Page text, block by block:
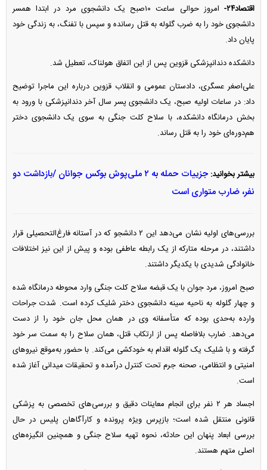
اقتصاد۲۴-
امروز حوالی ساعت ۱۰صبح یک دانشجوی مرد در ابتدا همسر
دانشجوی خود را به ضرب گلوله به قتل رسانده و سپس با تفنگ، به زندگی خود
پایان داد.
دانشکده دندانپزشکی قزوین پس از این اتفاق هولناک، تعطیل شد.
علی‌اصغر عسگری، دادستان عمومی و انقلاب قزوین درباره این ماجرا توضیح
داد: در ساعات اولیه صبح، یک دانشجوی پسر سال آخر دندانپزشکی با ورود به
بخش درمانگاه دانشکده، با سلاح کلت جنگی به سوی یک دانشجوی دختر
هم‌دوره‌ای خود را به قتل رساند.
بیشتر بخوانید:
جزییات حمله به ۲ ملی‌پوش بوکس جوانان /بازداشت دو
نفر، ضارب متواری است
بررسی‌های اولیه نشان می‌دهد این ۲ دانشجو که در آستانه فارغ‌التحصیلی قرار
داشتند، در مرحله متارکه از یک رابطه عاطفی بوده و پیش از این نیز اختلافات
خانوادگی شدیدی با یکدیگر داشتند.
صبح امروز، مرد جوان با یک قبضه سلاح کلت جنگی وارد محوطه درمانگاه شده
و چهار گلوله به ناحیه سینه دانشجوی دختر شلیک کرده است. شدت جراحات
وارده به‌حدی بوده که متأسفانه وی در همان محل جان خود را از دست
می‌دهد. ضارب بلافاصله پس از ارتکاب قتل، همان سلاح را به سمت سر خود
گرفته و با شلیک یک گلوله اقدام به خودکشی می‌کند. با حضور به‌موقع نیرو‌های
امنیتی و انتظامی، صحنه جرم تحت کنترل درآمده و تحقیقات میدانی آغاز شده
است.
اجساد هر ۲ نفر برای انجام معاینات دقیق و بررسی‌های تخصصی به پزشکی
قانونی منتقل شده است؛ بازپرس ویژه پرونده و کارآگاهان پلیس در حال
بررسی ابعاد پنهان این حادثه، نحوه تهیه سلاح جنگی و همچنین انگیزه‌های
اصلی متهم هستند.